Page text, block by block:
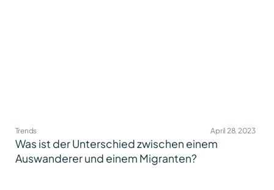
Trends April 28, 2023
Was ist der Unterschied zwischen einem
Auswanderer und einem Migranten?